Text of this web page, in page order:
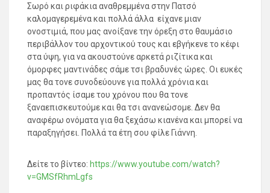
Σωρό και ριφάκια αναθρεμμένα στην Πατσό
καλομαγερεμένα και πολλά άλλα είχανε μιαν
ονοστιμιά, που μας ανοίξανε την όρεξη στο θαυμάσιο
περιβάλλον του αρχοντικού τους και εβγήκενε το κέφι
στα ύψη, για να ακουστούνε αρκετά ριζίτικα και
όμορφες μαντινάδες σάμε τσι βραδυνές ώρες. Οι ευκές
μας θα τονε συνοδεύουνε για πολλά χρόνια και
προπαντός ίσαμε του χρόνου που θα τονε
ξαναεπισκευτούμε και θα τσι ανανεώσομε. Δεν θα
αναφέρω ονόματα για θα ξεχάσω κιανένα και μπορεί να
παραξηγήσει. Πολλά τα έτη σου φίλε Γιάννη.
Δείτε το βίντεο: https://www.youtube.com/watch?
v=GMSfRhmLgfs